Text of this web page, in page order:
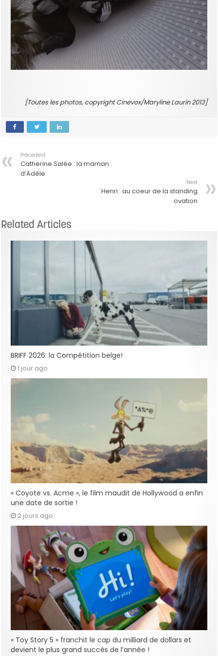
[Toutes les photos, copyright Cinevox/Maryline Laurin 2013]
Précedent
Catherine Salée : la maman
d’Adèle
Next
Henri : au coeur de la standing
ovation
Related Articles
BRIFF 2026: la Compétition belge!
1 jour ago
« Coyote vs. Acme », le film maudit de Hollywood a enfin
une date de sortie !
2 jours ago
« Toy Story 5 » franchit le cap du milliard de dollars et
devient le plus grand succès de l’année !